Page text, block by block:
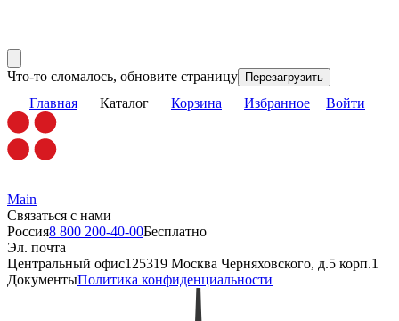
Что-то сломалось, обновите страницу Перезагрузить
Главная Каталог Корзина Избранное Войти
Main
Связаться с нами
Россия8 800 200-40-00Бесплатно
Эл. почта
Центральный офис125319 Москва Черняховского, д.5 корп.1
ДокументыПолитика конфиденциальности